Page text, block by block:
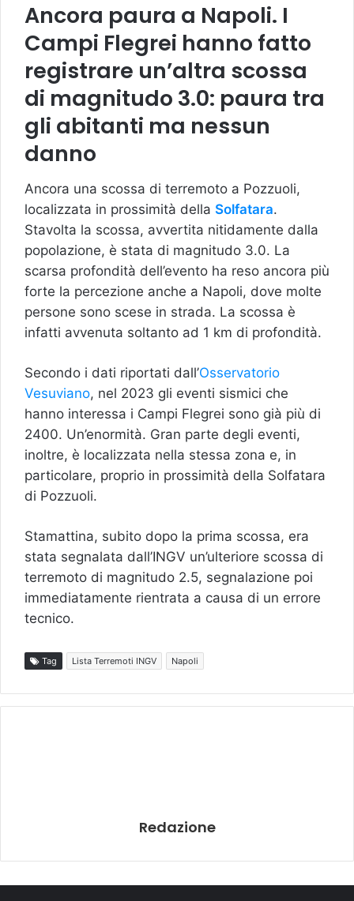
Ancora paura a Napoli. I
Campi Flegrei hanno fatto
registrare un’altra scossa
di magnitudo 3.0: paura tra
gli abitanti ma nessun
danno
Ancora una scossa di terremoto a Pozzuoli,
localizzata in prossimità della Solfatara.
Stavolta la scossa, avvertita nitidamente dalla
popolazione, è stata di magnitudo 3.0. La
scarsa profondità dell’evento ha reso ancora più
forte la percezione anche a Napoli, dove molte
persone sono scese in strada. La scossa è
infatti avvenuta soltanto ad 1 km di profondità.
Secondo i dati riportati dall’Osservatorio
Vesuviano, nel 2023 gli eventi sismici che
hanno interessa i Campi Flegrei sono già più di
2400. Un’enormità. Gran parte degli eventi,
inoltre, è localizzata nella stessa zona e, in
particolare, proprio in prossimità della Solfatara
di Pozzuoli.
Stamattina, subito dopo la prima scossa, era
stata segnalata dall’INGV un’ulteriore scossa di
terremoto di magnitudo 2.5, segnalazione poi
immediatamente rientrata a causa di un errore
tecnico.
Tag Lista Terremoti INGV Napoli
Redazione